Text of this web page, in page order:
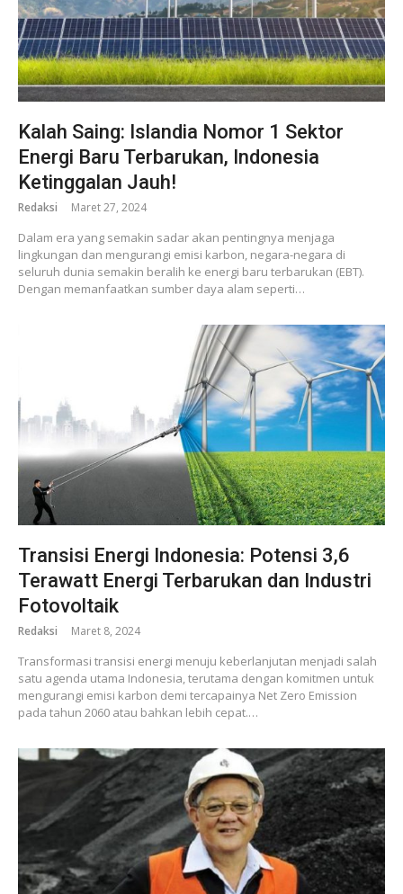
Kalah Saing: Islandia Nomor 1 Sektor
Energi Baru Terbarukan, Indonesia
Ketinggalan Jauh!
Redaksi Maret 27, 2024
Dalam era yang semakin sadar akan pentingnya menjaga
lingkungan dan mengurangi emisi karbon, negara-negara di
seluruh dunia semakin beralih ke energi baru terbarukan (EBT).
Dengan memanfaatkan sumber daya alam seperti…
Transisi Energi Indonesia: Potensi 3,6
Terawatt Energi Terbarukan dan Industri
Fotovoltaik
Redaksi Maret 8, 2024
Transformasi transisi energi menuju keberlanjutan menjadi salah
satu agenda utama Indonesia, terutama dengan komitmen untuk
mengurangi emisi karbon demi tercapainya Net Zero Emission
pada tahun 2060 atau bahkan lebih cepat.…